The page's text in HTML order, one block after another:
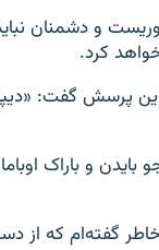
و دشمنان
کرد.
این پرسش گفت:
گفته‌ام که از